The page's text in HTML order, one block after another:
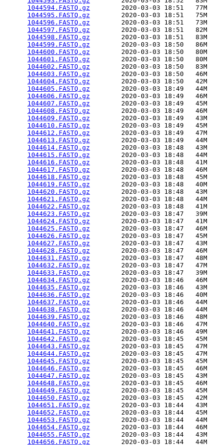
1044594.FASTQ.gz
        2020-03-03 18:51   77M
1044595.FASTQ.gz
        2020-03-03 18:51   75M
1044596.FASTQ.gz
        2020-03-03 18:51   73M
1044597.FASTQ.gz
        2020-03-03 18:51   82M
1044598.FASTQ.gz
        2020-03-03 18:51   83M
1044599.FASTQ.gz
        2020-03-03 18:50   86M
1044600.FASTQ.gz
        2020-03-03 18:50   80M
1044601.FASTQ.gz
        2020-03-03 18:50   80M
1044602.FASTQ.gz
        2020-03-03 18:50   83M
1044603.FASTQ.gz
        2020-03-03 18:50   46M
1044604.FASTQ.gz
        2020-03-03 18:50   42M
1044605.FASTQ.gz
        2020-03-03 18:49   44M
1044606.FASTQ.gz
        2020-03-03 18:49   46M
1044607.FASTQ.gz
        2020-03-03 18:49   45M
1044608.FASTQ.gz
        2020-03-03 18:49   46M
1044609.FASTQ.gz
        2020-03-03 18:49   43M
1044610.FASTQ.gz
        2020-03-03 18:49   45M
1044612.FASTQ.gz
        2020-03-03 18:49   47M
1044613.FASTQ.gz
        2020-03-03 18:49   44M
1044614.FASTQ.gz
        2020-03-03 18:48   43M
1044615.FASTQ.gz
        2020-03-03 18:48   44M
1044616.FASTQ.gz
        2020-03-03 18:48   41M
1044617.FASTQ.gz
        2020-03-03 18:48   46M
1044618.FASTQ.gz
        2020-03-03 18:48   45M
1044619.FASTQ.gz
        2020-03-03 18:48   40M
1044620.FASTQ.gz
        2020-03-03 18:48   43M
1044621.FASTQ.gz
        2020-03-03 18:48   44M
1044622.FASTQ.gz
        2020-03-03 18:48   41M
1044623.FASTQ.gz
        2020-03-03 18:47   39M
1044624.FASTQ.gz
        2020-03-03 18:47   41M
1044625.FASTQ.gz
        2020-03-03 18:47   46M
1044626.FASTQ.gz
        2020-03-03 18:47   45M
1044627.FASTQ.gz
        2020-03-03 18:47   43M
1044628.FASTQ.gz
        2020-03-03 18:47   46M
1044631.FASTQ.gz
        2020-03-03 18:47   48M
1044632.FASTQ.gz
        2020-03-03 18:47   47M
1044633.FASTQ.gz
        2020-03-03 18:47   39M
1044634.FASTQ.gz
        2020-03-03 18:46   46M
1044635.FASTQ.gz
        2020-03-03 18:46   43M
1044636.FASTQ.gz
        2020-03-03 18:46   40M
1044637.FASTQ.gz
        2020-03-03 18:46   44M
1044638.FASTQ.gz
        2020-03-03 18:46   44M
1044639.FASTQ.gz
        2020-03-03 18:46   48M
1044640.FASTQ.gz
        2020-03-03 18:46   47M
1044641.FASTQ.gz
        2020-03-03 18:46   49M
1044642.FASTQ.gz
        2020-03-03 18:45   45M
1044643.FASTQ.gz
        2020-03-03 18:45   47M
1044644.FASTQ.gz
        2020-03-03 18:45   47M
1044645.FASTQ.gz
        2020-03-03 18:45   45M
1044646.FASTQ.gz
        2020-03-03 18:45   46M
1044647.FASTQ.gz
        2020-03-03 18:45   43M
1044648.FASTQ.gz
        2020-03-03 18:45   46M
1044649.FASTQ.gz
        2020-03-03 18:45   45M
1044650.FASTQ.gz
        2020-03-03 18:45   42M
1044651.FASTQ.gz
        2020-03-03 18:44   43M
1044652.FASTQ.gz
        2020-03-03 18:44   45M
1044653.FASTQ.gz
        2020-03-03 18:44   44M
1044654.FASTQ.gz
        2020-03-03 18:44   46M
1044655.FASTQ.gz
        2020-03-03 18:44   43M
1044656.FASTQ.gz
        2020-03-03 18:44   44M